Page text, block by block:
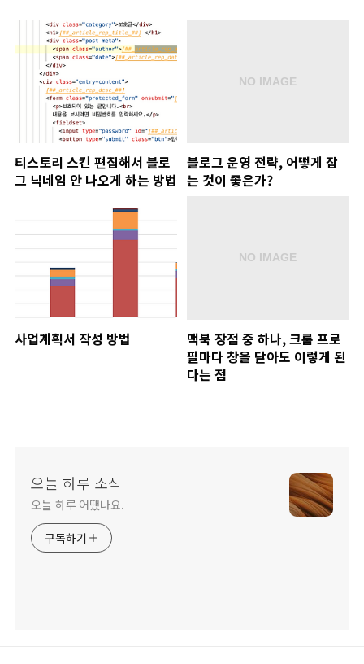
티스토리 스킨 편집해서 블로
그 닉네임 안 나오게 하는 방법
블로그 운영 전략, 어떻게 잡
는 것이 좋은가?
사업계획서 작성 방법
맥북 장점 중 하나, 크롬 프로
필마다 창을 닫아도 이렇게 된
다는 점
오늘 하루 소식
오늘 하루 어땠나요.
구독하기